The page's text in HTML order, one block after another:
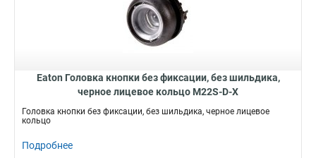
Eaton Головка кнопки без фиксации, без шильдика,
черное лицевое кольцо M22S-D-X
Головка кнопки без фиксации, без шильдика, черное лицевое
кольцо
Подробнее